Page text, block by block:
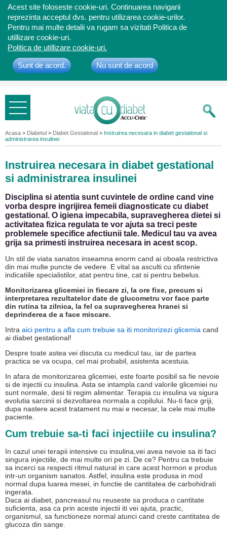
Acest site foloseste cookie-uri. Continuarea navigarii
reprezinta acceptul dvs. pentru utilizarea cookie-urilor.
Pentru mai multe detalii va rugam sa vizitati Politica de
utillizare cookie-uri.
Politica de utillizare cookie-uri.
Sunt de acord. Nu sunt de acord
Bine ati
venit
Acasa > Diabetul > Diabet Gestational > Instruirea necesara in diabet gestational si
administrarea insulinei
Instruirea necesara in diabet gestational
si administrarea insulinei
Disciplina si atentia sunt cuvintele de ordine cand vine
vorba despre ingrijirea femeii diagnosticate cu diabet
gestational. O igiena impecabila, supravegherea dietei si
activitatea fizica regulata te vor ajuta sa treci peste
problemele specifice afectiunii tale. Medicul tau va avea
grija sa primesti instruirea necesara in acest scop.
Un stil de viata sanatos inseamna enorm cand ai oboala restrictiva
din mai multe puncte de vedere. E vital sa asculti cu sfintenie
indicatiile specialistilor, atat pentru tine, cat si pentru bebelus.
Monitorizarea glicemiei in fiecare zi, la ore fixe, precum si
interpretarea rezultatelor date de glucometru vor face parte
din rutina ta zilnica, la fel ca supravegherea hranei si
deprinderea de a face miscare.
Intra aici pentru a afla cum trebuie sa iti monitorizezi glicemia cand
ai diabet gestational!
Despre toate astea vei discuta cu medicul tau, iar de partea
practica se va ocupa, cel mai probabil, asistenta acestuia.
In afara de monitorizarea glicemiei, este foarte posibil sa fie nevoie
si de injectii cu insulina. Asta se intampla cand valorile glicemiei nu
sunt normale, desi tii regim alimentar. Terapia cu insulina va sigura
evolutia sarcinii si dezvoltarea normala a copilului. Nu-ti face griji,
dupa nastere acest tratament nu mai e necesar, la cele mai multe
paciente.
Cum trebuie sa-ti faci injectiile cu insulina?
In cazul unei terapii intensive cu insulina,vei avea nevoie sa iti faci
singura injectiile, de mai multe ori pe zi. De ce? Pentru ca trebuie
sa incerci sa respecti ritmul natural in care acest hormon e produs
intr-un organism sanatos. Astfel, insulina este produsa in mod
normal dupa luarea mesei, in functie de cantitatea de carbohidrati
ingerata.
Daca ai diabet, pancreasul nu reuseste sa produca o cantitate
suficienta, asa ca prin aceste injectii iti vei ajuta, practic,
organismul, sa functioneze normal atunci cand creste cantitatea de
glucoza din sange.